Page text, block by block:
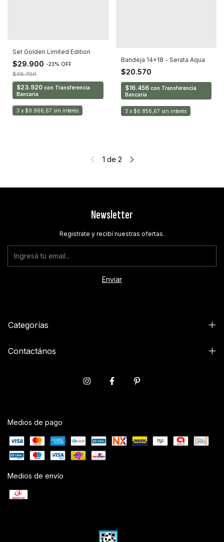
Set Golden Limited Edition
$29.900 -23% OFF
$38.700
$23.920 con Transferencia
Bancaria
3 x $9.966,67 sin interés
Bandeja 14x18 - Serata Aqua
$20.570
$16.456 con Transferencia
Bancaria
3 x $6.856,67 sin interés
1 de 2
Newsletter
Registrate y recibí nuestras ofertas.
Categorías
Contactános
Medios de pago
Medios de envío